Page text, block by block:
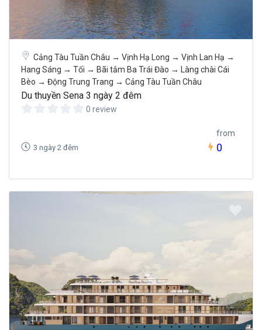
Cảng Tàu Tuần Châu → Vịnh Hạ Long → Vịnh Lan Hạ →
Hang Sáng → Tối → Bãi tắm Ba Trái Đào → Làng chài Cái
Bèo → Động Trung Trang → Cảng Tàu Tuần Châu
Du thuyền Sena 3 ngày 2 đêm
0 review
3 ngày 2 đêm
from
0